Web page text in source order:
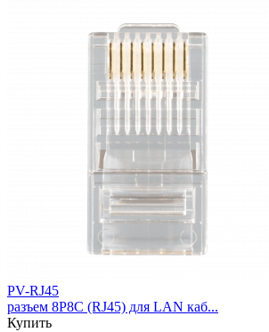
PV-RJ45
разъем 8P8C (RJ45) для LAN каб...
Купить